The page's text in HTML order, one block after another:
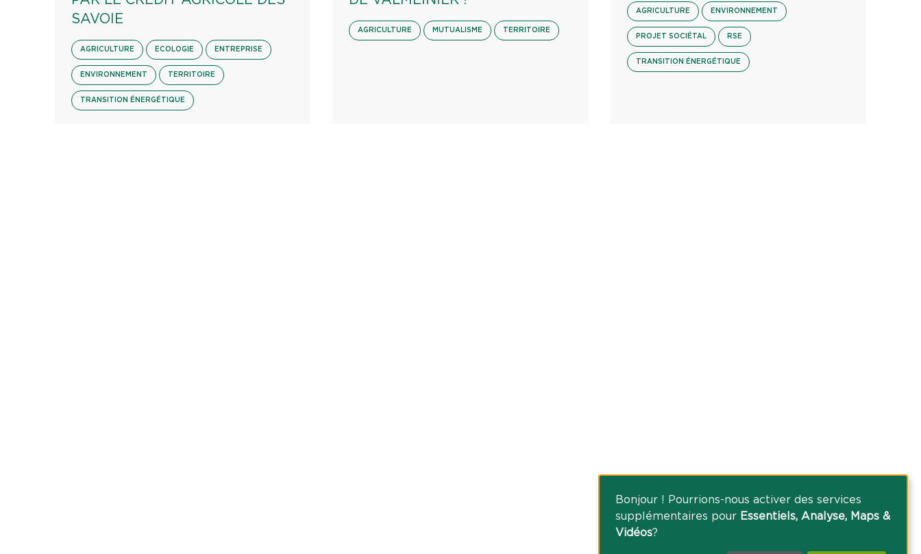
Bonjour ! Pourrions-nous activer des services
supplémentaires pour Essentiels, Analyse, Maps &
Vidéos?
SAVOIE
AGRICULTURE ECOLOGIE ENTREPRISE
ENVIRONNEMENT TERRITOIRE
TRANSITION ÉNERGÉTIQUE
AGRICULTURE MUTUALISME TERRITOIRE
AGRICULTURE ENVIRONNEMENT
PROJET SOCIÉTAL RSE
TRANSITION ÉNERGÉTIQUE